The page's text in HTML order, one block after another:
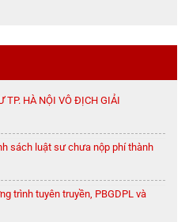
TP. HÀ NỘI VÔ ĐỊCH GIẢI
sách luật sư chưa nộp phí thành
trình tuyên truyền, PBGDPL và